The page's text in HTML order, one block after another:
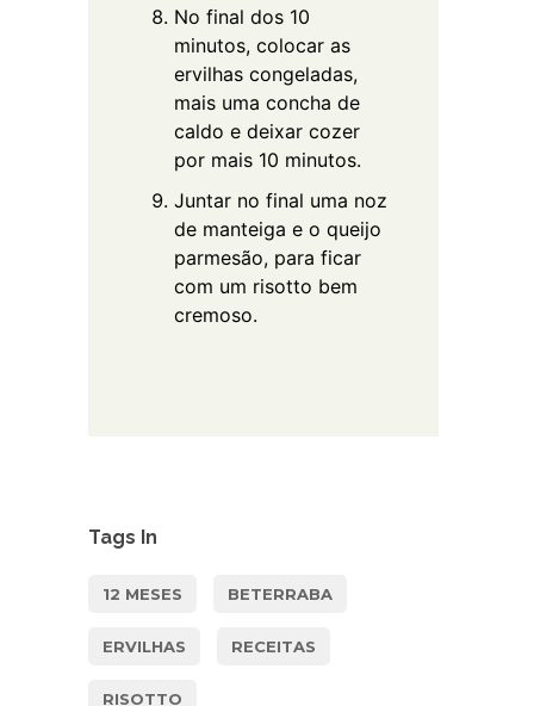
No final dos 10
minutos, colocar as
ervilhas congeladas,
mais uma concha de
caldo e deixar cozer
por mais 10 minutos.
Juntar no final uma noz
de manteiga e o queijo
parmesão, para ficar
com um risotto bem
cremoso.
Tags In
12 MESES BETERRABA
ERVILHAS RECEITAS
RISOTTO